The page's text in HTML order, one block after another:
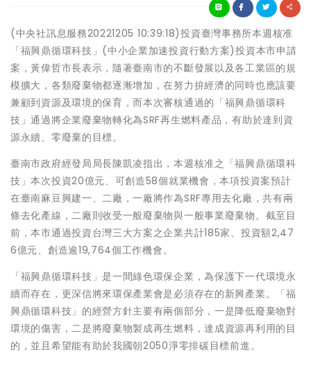
(中央社訊息服務20221205 10:39:18)投資臺灣事務所本週核准
「福興鼎循環科技」(中小企業加速投資行動方案)投資本市申請
案，黃偉哲市長表示，隨著臺南市的不斷發展以及各工業區的規
模擴大，各類廢棄物都逐漸增加，在努力拚經濟的同時也應該要
兼顧到資源及環境的保育，而本次審核通過的「福興鼎循環科
技」通過將企業廢棄物轉化為SRF再生燃料產品，有助於達到資
源永續、零廢棄的目標。
臺南市政府經發局局長陳凱凌指出，本週核准之「福興鼎循環科
技」本次投資20億元、可創造58個就業機會，本項投資案預計
在臺南麻豆興建一、二廠，一廠將作為SRF專用去化廠，共有兩
條去化產線，二廠則收受一般廢棄物與一般事業廢棄物。截至目
前，本市通過投資台灣三大方案之企業共計185家、投資額2,47
6億元、創造逾19,764個工作機會。
「福興鼎循環科技」是一間綠色環保企業，為保護下一代環境永
續而存在，更深信將來環保產業會是必須存在的新興產業。「福
興鼎循環科技」的經營方針主要有兩個部分，一是降低廢棄物對
環境的傷害，二是將廢棄物製成再生燃料，達成資源再利用的目
的，並且希望能有助於我國朝2050淨零排碳目標前進。